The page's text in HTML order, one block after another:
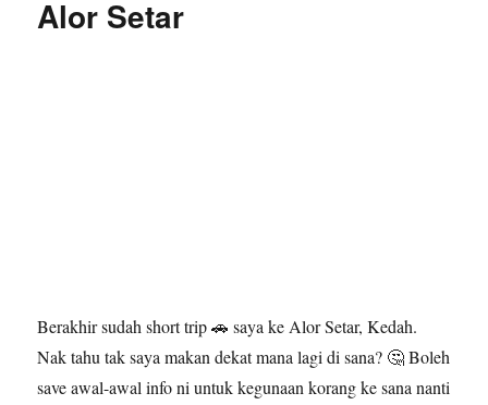
Alor Setar
Berakhir sudah short trip 🚗 saya ke Alor Setar, Kedah.
Nak tahu tak saya makan dekat mana lagi di sana? 🤔 Boleh
save awal-awal info ni untuk kegunaan korang ke sana nanti